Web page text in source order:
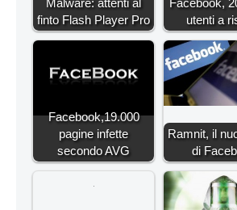
finto Flash Player Pro
utenti a
Facebook,19.000
pagine infette
secondo AVG
Ramnit, il
di